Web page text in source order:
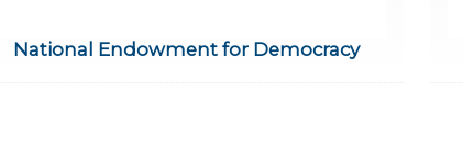
National Endowment for Democracy